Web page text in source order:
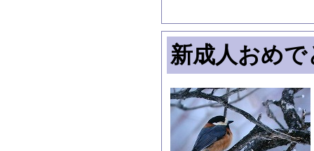
新成人おめで